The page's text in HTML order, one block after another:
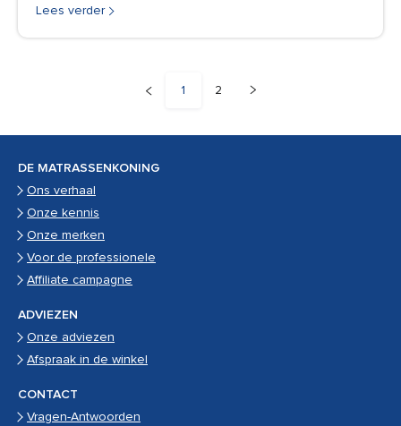
Lees verder
1 2
DE MATRASSENKONING
Ons verhaal
Onze kennis
Onze merken
Voor de professionele
Affiliate campagne
ADVIEZEN
Onze adviezen
Afspraak in de winkel
CONTACT
Vragen-Antwoorden